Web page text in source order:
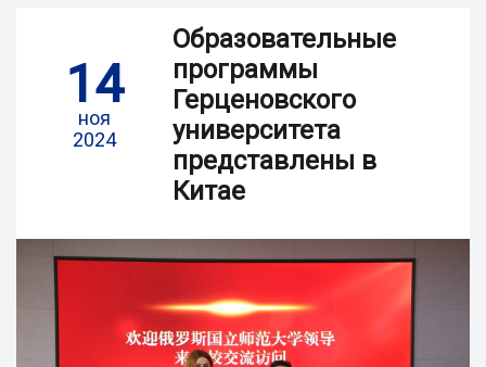
14
ноя
2024
Образовательные
программы
Герценовского
университета
представлены в
Китае